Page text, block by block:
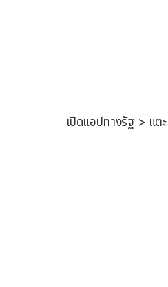
เปิดแอปทางรัฐ > แต